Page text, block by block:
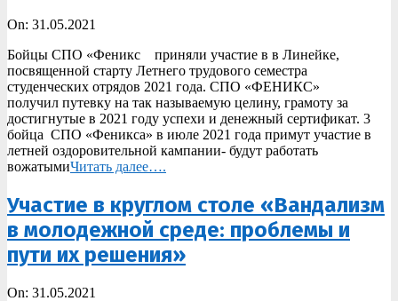
2021-
31
On: 31.05.2021
Бойцы СПО «Феникс приняли участие в в Линейке,
посвященной старту Летнего трудового семестра
студенческих отрядов 2021 года. СПО «ФЕНИКС»
получил путевку на так называемую целину, грамоту за
достигнутые в 2021 году успехи и денежный сертификат. 3
бойца СПО «Феникса» в июле 2021 года примут участие в
летней оздоровительной кампании- будут работать
вожатымиЧитать далее….
Участие в круглом столе «Вандализм
в молодежной среде: проблемы и
пути их решения»
2021-
On: 31.05.2021